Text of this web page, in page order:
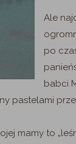
Ale
po
babci
pastelami
mamy to